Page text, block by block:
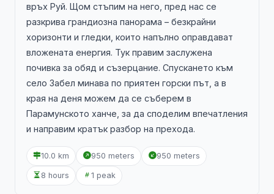
връх Руй. Щом стъпим на него, пред нас се
разкрива грандиозна панорама – безкрайни
хоризонти и гледки, които напълно оправдават
вложената енергия. Тук правим заслужена
почивка за обяд и съзерцание. Спускането към
село Забел минава по приятен горски път, а в
края на деня можем да се съберем в
Парамунското ханче, за да споделим впечатления
и направим кратък разбор на прехода.
10.0 km 950 meters 950 meters
8 hours 1 peak